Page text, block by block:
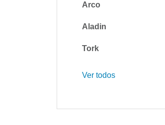
Arco
Aladin
Tork
Ver todos